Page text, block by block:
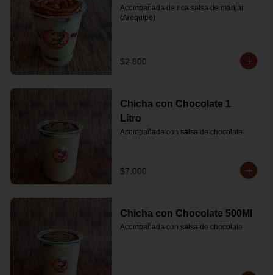
Acompañada de rica salsa de manjar
(Arequipe)
$2.800
Chicha con Chocolate 1
Litro
Acompañada con salsa de chocolate
$7.000
Chicha con Chocolate 500Ml
Acompañada con salsa de chocolate